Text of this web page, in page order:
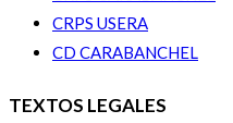
CRPS USERA
CD CARABANCHEL
TEXTOS LEGALES